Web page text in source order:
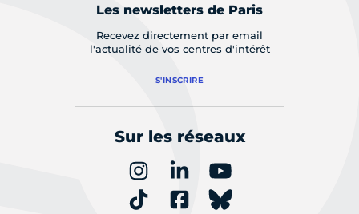
Les newsletters de Paris
Recevez directement par email
l'actualité de vos centres d'intérêt
S'INSCRIRE
Sur les réseaux